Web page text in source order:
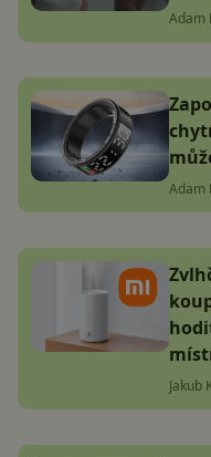
Adam
Adam
Jakub